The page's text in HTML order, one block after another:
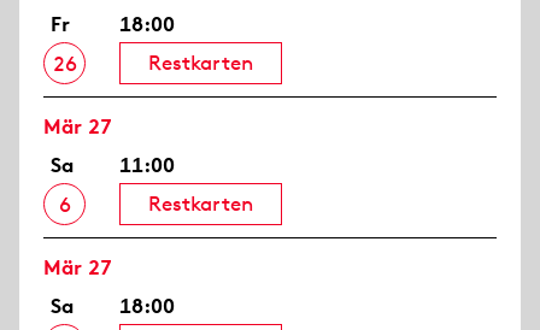
Fr
26
18:00
Restkarten
Mär 27
Sa
6
11:00
Restkarten
Mär 27
Sa
18:00